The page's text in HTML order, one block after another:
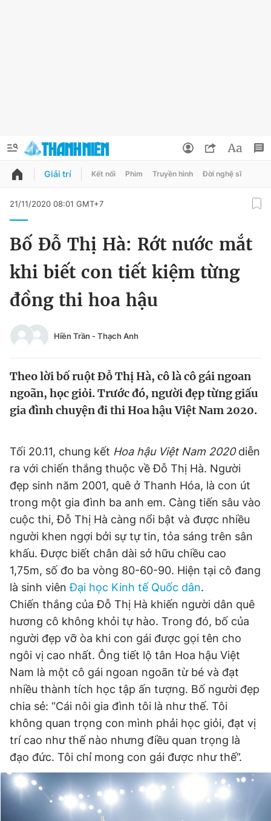
QUẢNG CÁO
Chuyên mục khác
Chào ngày mới Tin 24h
Video Magazine
Tiện ích Bạn cần biết
Thông tin tòa soạn Liên hệ quảng cáo
Đọc Thanh Niên trên điện thoại
Theo dõi báo trên
Hotline
0906 645 777
Liên hệ quảng cáo
0908 780 404
Đặt báo Quảng cáo RSS Tòa soạn Chính sách bảo
Tổng biên tập: Nguyễn Ngọc Toàn
Phó tổng biên tập thường trực: Hải Thành
Phó tổng biên tập: Lâm Hiếu Dũng
Phó tổng biên tập: Trần Việt Hưng
Tổng thư ký tòa soạn: Đức Trung
Đổi mật khẩu
Tin đã lưu
Tin đã xem
Đăng xuất
Giải trí Kết nối Phim Truyền hình Đời nghệ sĩ
21/11/2020 08:01 GMT+7
Bố Đỗ Thị Hà: Rớt nước mắt
khi biết con tiết kiệm từng
đồng thi hoa hậu
Hiền Trần - Thạch Anh
Theo lời bố ruột Đỗ Thị Hà, cô là cô gái ngoan
ngoãn, học giỏi. Trước đó, người đẹp từng giấu
gia đình chuyện đi thi Hoa hậu Việt Nam 2020.
Tối 20.11, chung kết Hoa hậu Việt Nam 2020diễn
ra với chiến thắng thuộc về Đỗ Thị Hà. Người
đẹp sinh năm 2001, quê ở Thanh Hóa, là con út
trong một gia đình ba anh em. Càng tiến sâu vào
cuộc thi, Đỗ Thị Hà càng nổi bật và được nhiều
người khen ngợi bởi sự tự tin, tỏa sáng trên sân
khấu. Được biết chân dài sở hữu chiều cao
1,75m, số đo ba vòng 80-60-90. Hiện tại cô đang
là sinh viênĐại học Kinh tế Quốc dân.
Chiến thắng của Đỗ Thị Hà khiến người dân quê
hương cô không khỏi tự hào. Trong đó, bố của
người đẹp vỡ òa khi con gái được gọi tên cho
ngôi vị cao nhất. Ông tiết lộ tân Hoa hậu Việt
Nam là một cô gái ngoan ngoãn từ bé và đạt
nhiều thành tích học tập ấn tượng. Bố người đẹp
chia sẻ: “Cái nôi gia đình tôi là như thế. Tôi
không quan trọng con mình phải học giỏi, đạt vị
trí cao như thế nào nhưng điều quan trọng là
đạo đức. Tôi chỉ mong con gái được như thế”.